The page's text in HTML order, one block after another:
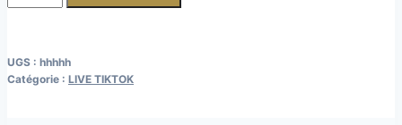
UGS : hhhhh
Catégorie : LIVE TIKTOK